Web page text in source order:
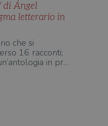
di Ángel
letterario in
che si
16 racconti;
in pr…